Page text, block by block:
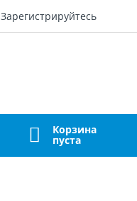
Зарегистрируйтесь
Корзина
пуста